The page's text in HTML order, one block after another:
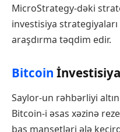
MicroStrategy-dəki
investisiya
araşdırma təqdim edir.
Bitcoin
Saylor-un rəhbərliyi
Bitcoin-i əsas xəzinə
baş manşetləri ələ